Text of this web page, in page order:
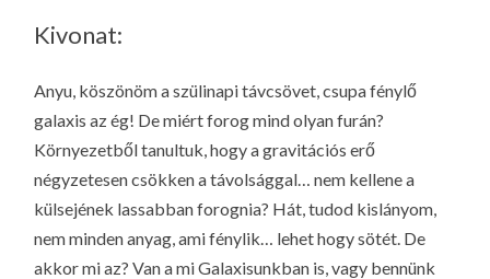
Kivonat:
Anyu, köszönöm a szülinapi távcsövet, csupa fénylő
galaxis az ég! De miért forog mind olyan furán?
Környezetből tanultuk, hogy a gravitációs erő
négyzetesen csökken a távolsággal… nem kellene a
külsejének lassabban forognia? Hát, tudod kislányom,
nem minden anyag, ami fénylik… lehet hogy sötét. De
akkor mi az? Van a mi Galaxisunkban is, vagy bennünk